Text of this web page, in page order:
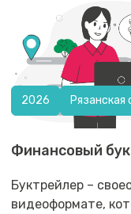
2026 Рязанская
Финансовый
Буктрейлер –
видеоформате,